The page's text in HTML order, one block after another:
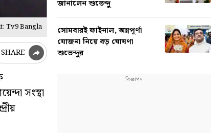
Tv9 Bangla
SHARE
সংস্থা
জানালেন শুভেন্দু
সোমবারই ফাইনাল, অন্নপূর্ণা
যোজনা নিয়ে বড় ঘোষণা
শুভেন্দুর